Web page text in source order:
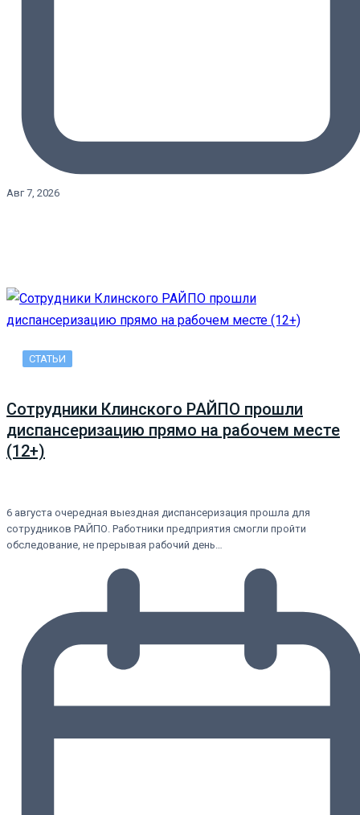
Авг 7, 2026
СТАТЬИ
Сотрудники Клинского РАЙПО прошли
диспансеризацию прямо на рабочем месте
(12+)
6 августа очередная выездная диспансеризация прошла для
сотрудников РАЙПО. Работники предприятия смогли пройти
обследование, не прерывая рабочий день…